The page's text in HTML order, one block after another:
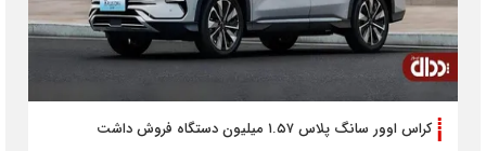
کراس اوور سانگ پلاس ۱.۵۷ میلیون دستگاه فروش داشت